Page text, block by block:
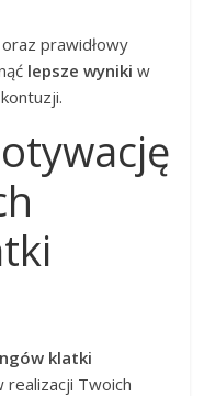
prawidłowy
lepsze wyniki w
klatki
Twoich